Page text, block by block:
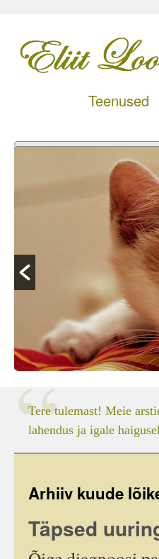
Teenused
Tere tulemast! Meie
lahendus ja igale
Arhiiv kuude
Täpsed